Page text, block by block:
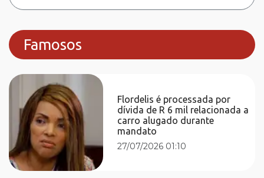
Famosos
Flordelis é processada por
dívida de R 6 mil relacionada a
carro alugado durante
mandato
27/07/2026 01:10